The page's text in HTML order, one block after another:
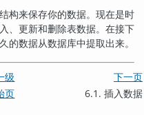
构来保存你的数据。现在是时
、更新和删除表数据。在接下
的数据从数据库中提取出来。
级
下一页
页 6.1. 插入数据